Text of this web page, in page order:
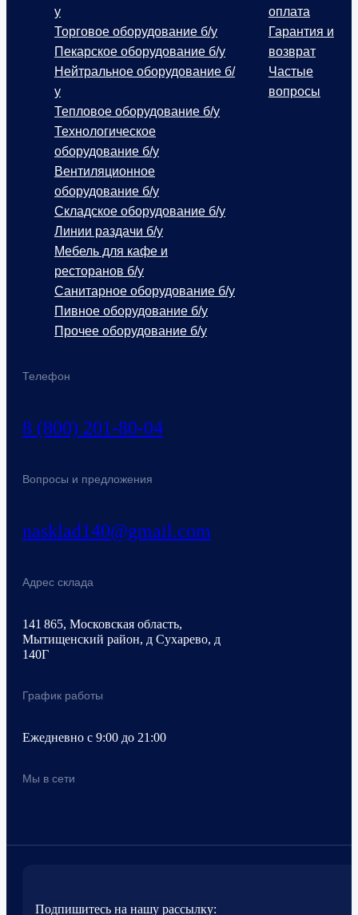
Телефон
8 (800) 201-80-04
Вопросы и предложения
nasklad140@gmail.com
Адрес склада
141 865, Московская область,
Мытищенский район, д Сухарево, д
140Г
График работы
Ежедневно с 9:00 до 21:00
Мы в сети
у
Торговое оборудование б/у
Пекарское оборудование б/у
Нейтральное оборудование б/
у
Тепловое оборудование б/у
Технологическое
оборудование б/у
Вентиляционное
оборудование б/у
Складское оборудование б/у
Линии раздачи б/у
Мебель для кафе и
ресторанов б/у
Санитарное оборудование б/у
Пивное оборудование б/у
Прочее оборудование б/у
оплата
Гарантия и
возврат
Частые
вопросы
Подпишитесь на нашу рассылку: